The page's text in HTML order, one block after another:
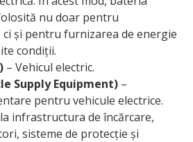
nu doar pentru
și pentru furnizarea de energie
condiții.
– Vehicul electric.
Supply Equipment) –
pentru vehicule electrice.
infrastructura de încărcare,
sisteme de protecție și